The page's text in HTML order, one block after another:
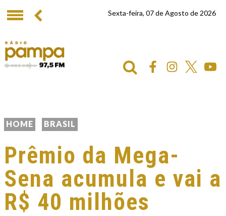
Sexta-feira, 07 de Agosto de 2026
HOME BRASIL
Prêmio da Mega-
Sena acumula e vai a
R$ 40 milhões